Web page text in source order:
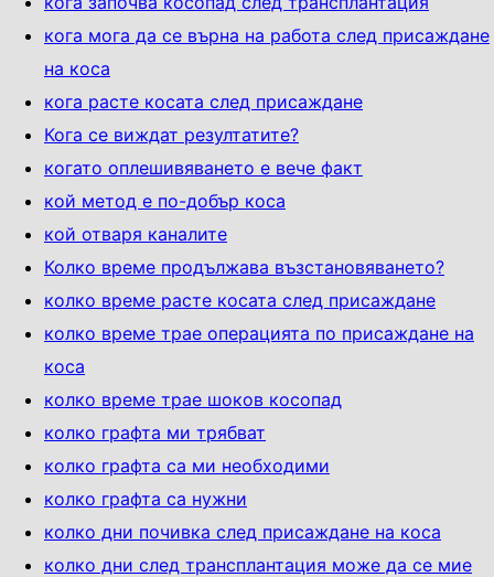
кога мога да се върна на работа след присаждане
на коса
кога расте косата след присаждане
Кога се виждат резултатите?
когато оплешивяването е вече факт
кой метод е по-добър коса
кой отваря каналите
Колко време продължава възстановяването?
колко време расте косата след присаждане
колко време трае операцията по присаждане на
коса
колко време трае шоков косопад
колко графта ми трябват
колко графта са ми необходими
колко графта са нужни
колко дни почивка след присаждане на коса
колко дни след трансплантация може да се мие